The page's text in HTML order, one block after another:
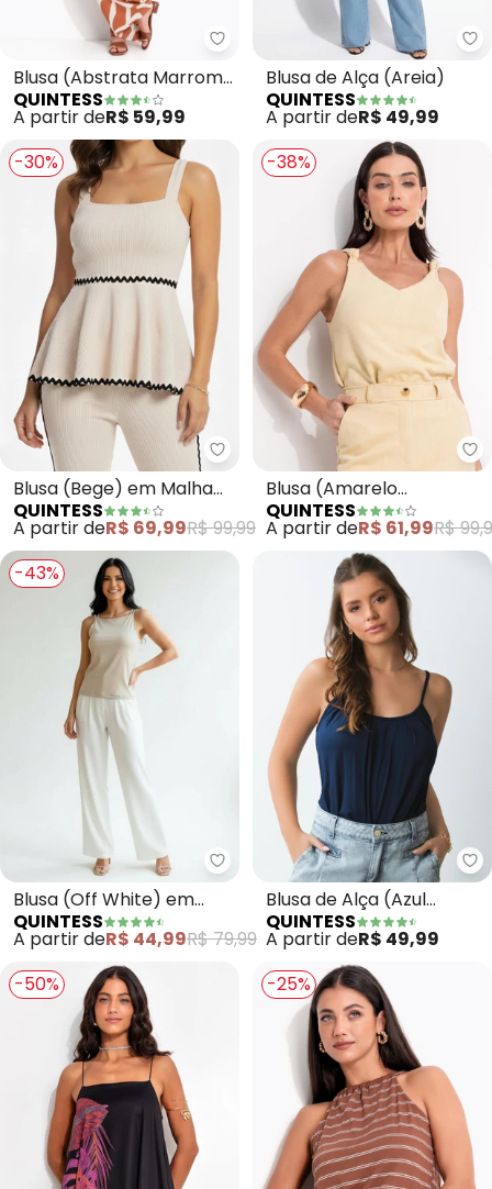
Quintess - Blusa (Abstrata
Blusa (Abstrata Marrom)
em Malha de Viscose
QUINTESS
A partir deR$ 59,99
Blusa de Alça (Areia)
QUINTESS
A partir deR$ 49,99
-30%
Quintess - Blusa (Bege) em
Blusa (Bege) em Malha
Anarruga
QUINTESS
A partir deR$ 69,99R$ 99,99
-38%
Blusa (Amarelo
Manteiga) em Malha
Suede
QUINTESS
A partir deR$ 61,99R$
-43%
Quintess - Blusa (Off White)
Blusa (Off White) em
Viscose com Elastano
QUINTESS
A partir deR$ 44,99R$ 79,99
Blusa de Alça (Azul
Marinho)
QUINTESS
A partir deR$ 49,99
-50%
-25%